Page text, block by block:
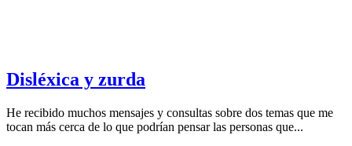
Disléxica y zurda
He recibido muchos mensajes y consultas sobre dos temas que me
tocan más cerca de lo que podrían pensar las personas que...